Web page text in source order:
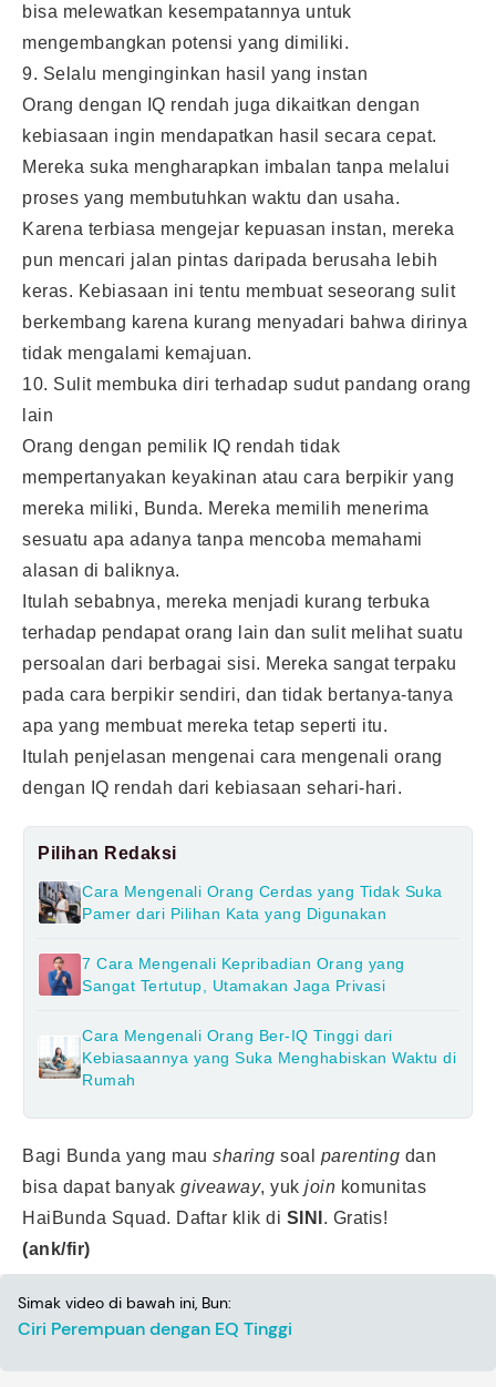
bisa melewatkan kesempatannya untuk
mengembangkan potensi yang dimiliki.
9. Selalu menginginkan hasil yang instan
Orang dengan IQ rendah juga dikaitkan dengan
kebiasaan ingin mendapatkan hasil secara cepat.
Mereka suka mengharapkan imbalan tanpa melalui
proses yang membutuhkan waktu dan usaha.
Karena terbiasa mengejar kepuasan instan, mereka
pun mencari jalan pintas daripada berusaha lebih
keras. Kebiasaan ini tentu membuat seseorang sulit
berkembang karena kurang menyadari bahwa dirinya
tidak mengalami kemajuan.
10. Sulit membuka diri terhadap sudut pandang orang
lain
Orang dengan pemilik IQ rendah tidak
mempertanyakan keyakinan atau cara berpikir yang
mereka miliki, Bunda. Mereka memilih menerima
sesuatu apa adanya tanpa mencoba memahami
alasan di baliknya.
Itulah sebabnya, mereka menjadi kurang terbuka
terhadap pendapat orang lain dan sulit melihat suatu
persoalan dari berbagai sisi. Mereka sangat terpaku
pada cara berpikir sendiri, dan tidak bertanya-tanya
apa yang membuat mereka tetap seperti itu.
Itulah penjelasan mengenai cara mengenali orang
dengan IQ rendah dari kebiasaan sehari-hari.
Pilihan Redaksi
Cara Mengenali Orang Cerdas yang Tidak Suka
Pamer dari Pilihan Kata yang Digunakan
7 Cara Mengenali Kepribadian Orang yang
Sangat Tertutup, Utamakan Jaga Privasi
Cara Mengenali Orang Ber-IQ Tinggi dari
Kebiasaannya yang Suka Menghabiskan Waktu di
Rumah
Bagi Bunda yang mau sharing soal parenting dan
bisa dapat banyak giveaway, yuk join komunitas
HaiBunda Squad. Daftar klik di SINI . Gratis!
(ank/fir)
Simak video di bawah ini, Bun:
Ciri Perempuan dengan EQ Tinggi